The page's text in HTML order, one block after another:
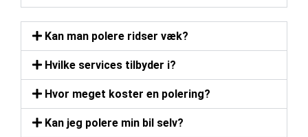
Kan man polere ridser væk?
Hvilke services tilbyder i?
Hvor meget koster en polering?
Kan jeg polere min bil selv?